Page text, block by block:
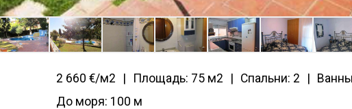
2 660 €/м2 Площадь: 75 м2 Спальни: 2
До моря: 100 м